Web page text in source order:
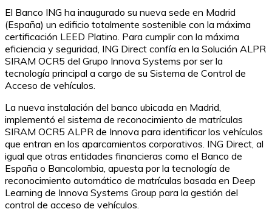
El Banco ING ha inaugurado su nueva sede en Madrid
(España) un edificio totalmente sostenible con la máxima
certificación LEED Platino. Para cumplir con la máxima
eficiencia y seguridad, ING Direct confía en la Solución ALPR
SIRAM OCR5 del Grupo Innova Systems por ser la
tecnología principal a cargo de su Sistema de Control de
Acceso de vehículos.
La nueva instalación del banco ubicada en Madrid,
implementó el sistema de reconocimiento de matrículas
SIRAM OCR5 ALPR de Innova para identificar los vehículos
que entran en los aparcamientos corporativos. ING Direct, al
igual que otras entidades financieras como el Banco de
España o Bancolombia, apuesta por la tecnología de
reconocimiento automático de matrículas basada en Deep
Learning de Innova Systems Group para la gestión del
control de acceso de vehículos.